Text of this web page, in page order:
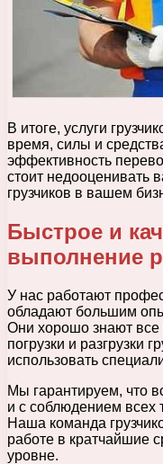
В итоге, услуги
время, силы и
эффективность
стоит недооценивать
грузчиков в вашем
Быстрое и
выполнение
У нас работают
обладают большим
Они хорошо знают все
погрузки и разгрузки
использовать
Мы гарантируем, что
и с соблюдением всех
Наша команда
работе в кратчайшие
уровне.